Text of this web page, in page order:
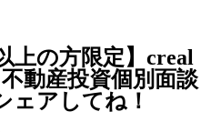
上の方限定】creal
動産投資個別面談
ェアしてね！